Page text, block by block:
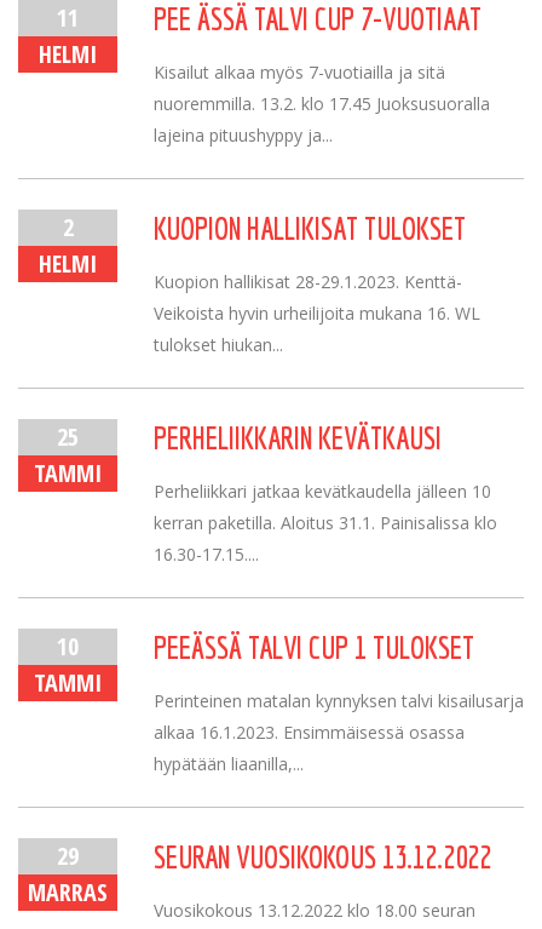
11
HELMI
PEE ÄSSÄ TALVI CUP 7-VUOTIAAT
Kisailut alkaa myös 7-vuotiailla ja sitä
nuoremmilla. 13.2. klo 17.45 Juoksusuoralla
lajeina pituushyppy ja...
2
HELMI
KUOPION HALLIKISAT TULOKSET
Kuopion hallikisat 28-29.1.2023. Kenttä-
Veikoista hyvin urheilijoita mukana 16. WL
tulokset hiukan...
25
TAMMI
PERHELIIKKARIN KEVÄTKAUSI
Perheliikkari jatkaa kevätkaudella jälleen 10
kerran paketilla. Aloitus 31.1. Painisalissa klo
16.30-17.15....
10
TAMMI
PEEÄSSÄ TALVI CUP 1 TULOKSET
Perinteinen matalan kynnyksen talvi kisailusarja
alkaa 16.1.2023. Ensimmäisessä osassa
hypätään liaanilla,...
29
MARRAS
SEURAN VUOSIKOKOUS 13.12.2022
Vuosikokous 13.12.2022 klo 18.00 seuran